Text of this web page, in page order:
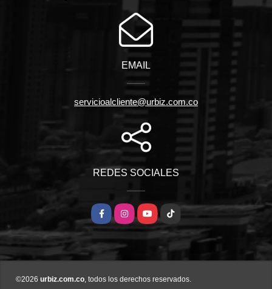
EMAIL
servicioalcliente@urbiz.com.co
REDES SOCIALES
FacebookInstagramYouTubeTikTok
©2026 urbiz.com.co , todos los derechos reservados.